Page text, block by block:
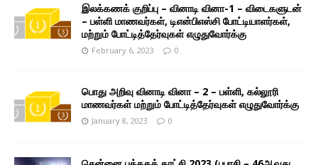
இலக்கணக் குறிப்பு – வினாடி வினா-1 – விடைகளுடன்
– பள்ளி மாணவர்கள், டிஎன்பிஎஸ்சி போட்டியாளர்கள்,
மற்றும் போட்டித்தேர்வுகள் எழுதுவோர்க்கு
February 6, 2023 0
பொது அறிவு வினாடி வினா – 2 – பள்ளி, கல்லூரி
மாணவர்கள் மற்றும் போட்டித்தேர்வுகள் எழுதுவோர்க்கு
January 8, 2023 0